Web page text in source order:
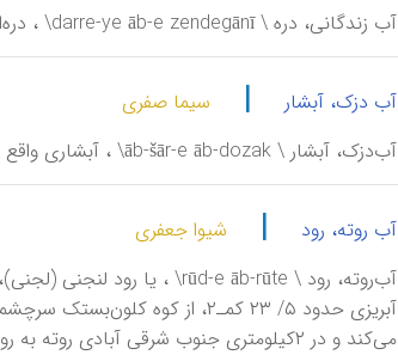
آب زندگانی، دره \ darre-ye āb-e zendegānī\ ، دره‌ای از دره‌های انتهایی دارآباد، واقع در حد فاصل یال تنگ‌‌چال و یال عرق‌چین.
آب دزک، آبشار |
سیما صفری
‌آب‌دزک، آبشار \ āb-šār-e āb-dozak\ ، آبشاری واقع در میانۀ درۀ میان‌رو روستای برگ جهان لواسان.
آب روته، رود |
شیوا جعفری
آبریزی حدود ۵/ ۲۳ کمـ۲، از
می‌کند و در ۲کیلومتری جنوب شرقی آبادی روته به رودخانۀ...